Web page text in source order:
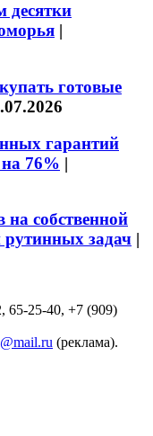
десятки
|
готовые
гарантий
на 76% |
собственной
задач |
65-25-40, +7 (909)
(реклама).